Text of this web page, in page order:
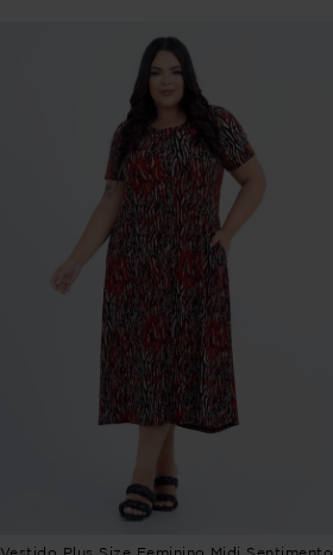
Vestido Plus Size Feminino Midi Sentimento